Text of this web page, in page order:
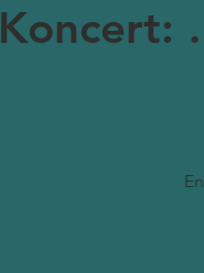
Koncert: